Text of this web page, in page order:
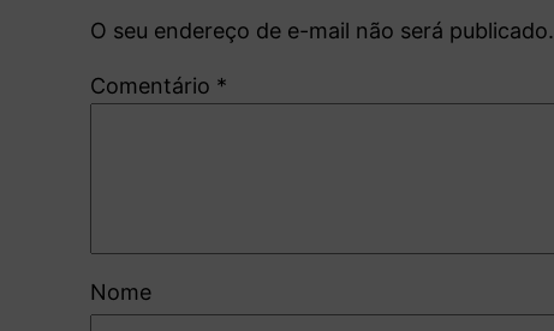
O seu endereço de e-mail não será publicado.
Comentário *
Nome